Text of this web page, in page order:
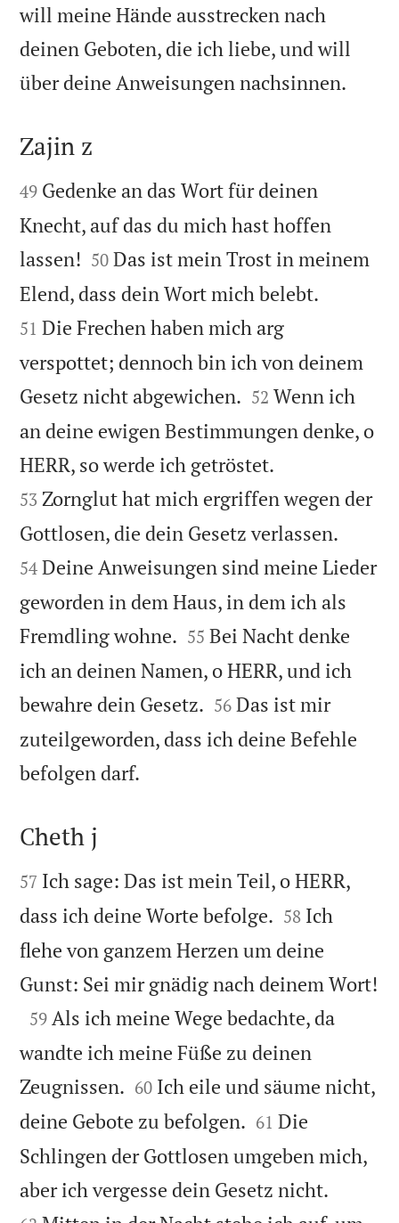
will meine Hände ausstrecken nach
deinen Geboten, die ich liebe, und will
über deine Anweisungen nachsinnen.

Zajin z

49 Gedenke an das Wort für deinen
Knecht, auf das du mich hast hoffen
lassen! 

50 Das ist mein Trost in meinem
Elend, dass dein Wort mich belebt.
51 Die Frechen haben mich arg
verspottet; dennoch bin ich von deinem
Gesetz nicht abgewichen. 

52 Wenn ich
an deine ewigen Bestimmungen denke, o
HERR, so werde ich getröstet.
53 Zornglut hat mich ergriffen wegen der
Gottlosen, die dein Gesetz verlassen.
54 Deine Anweisungen sind meine Lieder
geworden in dem Haus, in dem ich als
Fremdling wohne. 

55 Bei Nacht denke
ich an deinen Namen, o HERR, und ich
bewahre dein Gesetz. 

56 Das ist mir
zuteilgeworden, dass ich deine Befehle
befolgen darf.

Cheth j

57 Ich sage: Das ist mein Teil, o HERR,
dass ich deine Worte befolge. 

58 Ich
flehe von ganzem Herzen um deine
Gunst: Sei mir gnädig nach deinem Wort!

59 Als ich meine Wege bedachte, da
wandte ich meine Füße zu deinen
Zeugnissen. 

60 Ich eile und säume nicht,
deine Gebote zu befolgen. 

61 Die
Schlingen der Gottlosen umgeben mich,
aber ich vergesse dein Gesetz nicht.